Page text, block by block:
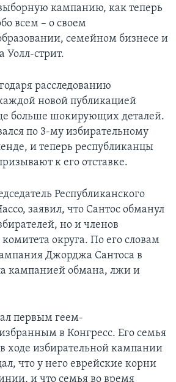
кампанию, как теперь
всем – о своем
семейном бизнесе и
Уолл-стрит.
расследованию
новой публикацией
больше шокирующих деталей.
по 3-му избирательному
и теперь республиканцы
к его отставке.
Республиканского
заявил, что Сантос обманул
но и членов
округа. По его словам
Джорджа Сантоса в
кампанией обмана, лжи и
первым геем-
в Конгресс. Его семья
ходе избирательной кампании
что у него еврейские корни
и что семья во время